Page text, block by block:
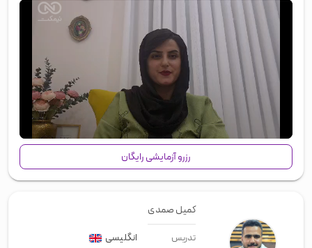
00:00/01:24
رزرو آزمایشی رایگان
کمیل صمدی
تدریس انگلیسی